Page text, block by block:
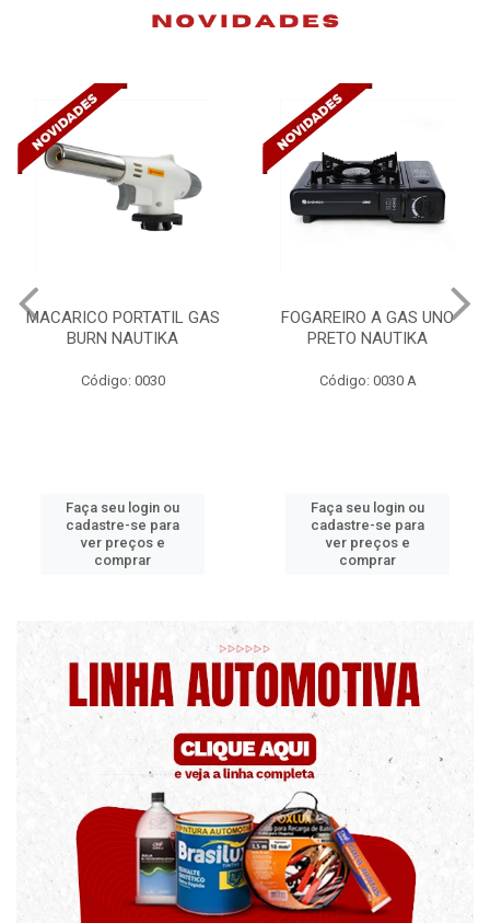
MACARICO PORTATIL GAS
BURN NAUTIKA
Código: 0030
Faça seu login ou
cadastre-se para
ver preços e
comprar
FOGAREIRO A GAS UNO
PRETO NAUTIKA
Código: 0030 A
Faça seu login ou
cadastre-se para
ver preços e
comprar